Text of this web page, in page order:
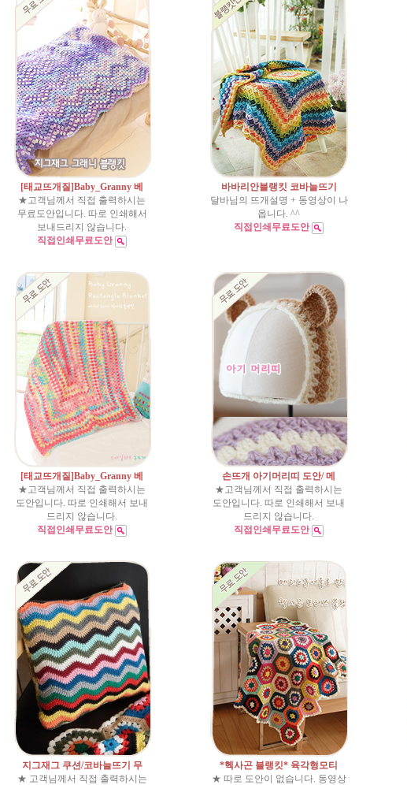
[태교뜨개질]Baby_Granny 베
★고객님께서 직접 출력하시는
무료도안입니다. 따로 인쇄해서
보내드리지 않습니다.
직접인쇄무료도안
바바리안블랭킷 코바늘뜨기
달바님의 뜨개설명 + 동영상이 나
옵니다. ^^
직접인쇄무료도안
[태교뜨개질]Baby_Granny 베
★고객님께서 직접 출력하시는
도안입니다. 따로 인쇄해서 보내
드리지 않습니다.
직접인쇄무료도안
손뜨개 아기머리띠 도안/ 메
★고객님께서 직접 출력하시는
도안입니다. 따로 인쇄해서 보내
드리지 않습니다.
직접인쇄무료도안
지그재그 쿠션/코바늘뜨기 무
★ 고객님께서 직접 출력하시는
*헥사곤 블랭킷* 육각형모티
★ 따로 도안이 없습니다. 동영상